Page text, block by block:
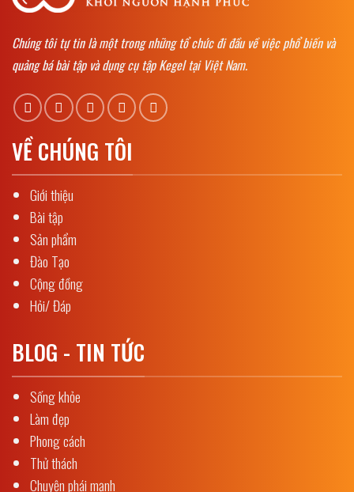
Chúng tôi tự tin là một trong những tổ chức đi đầu về việc phổ biến và
quảng bá bài tập và dụng cụ tập Kegel tại Việt Nam.
VỀ CHÚNG TÔI
Giới thiệu
Bài tập
Sản phẩm
Đào Tạo
Cộng đồng
Hỏi/ Đáp
BLOG - TIN TỨC
Sống khỏe
Làm đẹp
Phong cách
Thử thách
Chuyện phái mạnh